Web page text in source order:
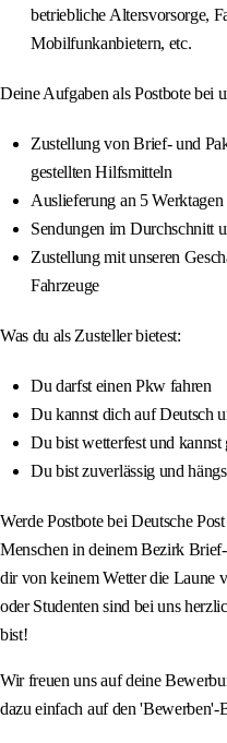
betriebliche Altersvorsorge,
Mobilfunkanbietern, etc.
Deine Aufgaben als Postbote bei
Zustellung von Brief- und
gestellten Hilfsmitteln
Auslieferung an 5
Sendungen im Durchschnitt
Zustellung mit unseren
Fahrzeuge
Was du als Zusteller bietest:
Du darfst einen Pkw fahren
Du kannst dich auf Deutsch
Du bist wetterfest und kannst
Du bist zuverlässig und
Werde Postbote bei Deutsche
Menschen in deinem Bezirk
dir von keinem Wetter die Laune
oder Studenten sind bei uns
bist!
Wir freuen uns auf deine
dazu einfach auf den 'Bewerben'-